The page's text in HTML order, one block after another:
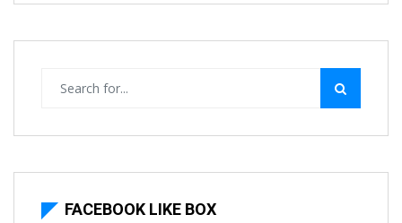
FACEBOOK LIKE BOX